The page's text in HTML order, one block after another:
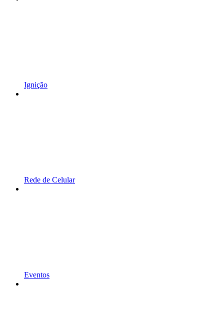
Ignição
Rede de Celular
Eventos